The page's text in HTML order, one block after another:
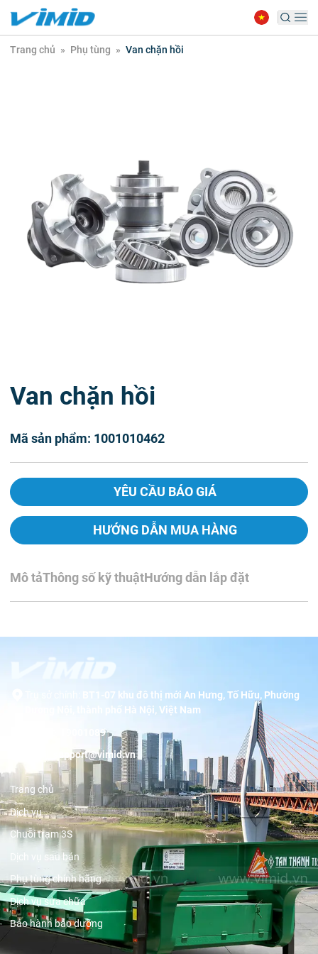
Trang chủ » Phụ tùng » Van chặn hồi
Van chặn hồi
Mã sản phẩm: 1001010462
YÊU CẦU BÁO GIÁ
HƯỚNG DẪN MUA HÀNG
Mô tảThông số kỹ thuậtHướng dẫn lắp đặt
BT1-07 khu đô thị mới An Hưng, Tố Hữu, Phường
Dương Nội, thành phố Hà Nội, Việt Nam
19001089
support@vimid.vn
Trang chủ
Dịch vụ
Chuỗi trạm 3S
Dịch vụ sau bán
Phụ tùng chính hãng
Dịch vụ sửa chữa
Bảo hành bảo dưỡng